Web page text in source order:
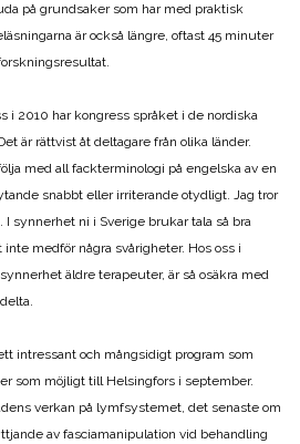
på grundsaker som har med praktisk
är också längre, oftast 45 minuter
i 2010 har kongress språket i de nordiska
är rättvist åt deltagare från olika länder.
med all fackterminologi på engelska av en
snabbt eller irriterande otydligt. Jag tror
synnerhet ni i Sverige brukar tala så bra
medför några svårigheter. Hos oss i
äldre terapeuter, är så osäkra med
intressant och mångsidigt program som
som möjligt till Helsingfors i september.
verkan på lymfsystemet, det senaste om
av fasciamanipulation vid behandling